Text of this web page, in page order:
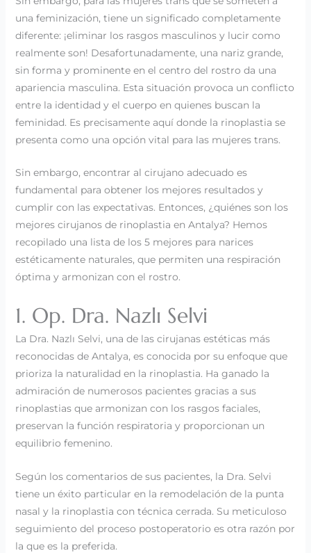
una feminización, tiene un significado completamente
diferente: ¡eliminar los rasgos masculinos y lucir como
realmente son! Desafortunadamente, una nariz grande,
sin forma y prominente en el centro del rostro da una
apariencia masculina. Esta situación provoca un conflicto
entre la identidad y el cuerpo en quienes buscan la
feminidad. Es precisamente aquí donde la rinoplastia se
presenta como una opción vital para las mujeres trans.
Sin embargo, encontrar al cirujano adecuado es
fundamental para obtener los mejores resultados y
cumplir con las expectativas. Entonces, ¿quiénes son los
mejores cirujanos de rinoplastia en Antalya? Hemos
recopilado una lista de los 5 mejores para narices
estéticamente naturales, que permiten una respiración
óptima y armonizan con el rostro.
1. Op. Dra. Nazlı Selvi
La Dra. Nazlı Selvi, una de las cirujanas estéticas más
reconocidas de Antalya, es conocida por su enfoque que
prioriza la naturalidad en la rinoplastia. Ha ganado la
admiración de numerosos pacientes gracias a sus
rinoplastias que armonizan con los rasgos faciales,
preservan la función respiratoria y proporcionan un
equilibrio femenino.
Según los comentarios de sus pacientes, la Dra. Selvi
tiene un éxito particular en la remodelación de la punta
nasal y la rinoplastia con técnica cerrada. Su meticuloso
seguimiento del proceso postoperatorio es otra razón por
la que es la preferida.